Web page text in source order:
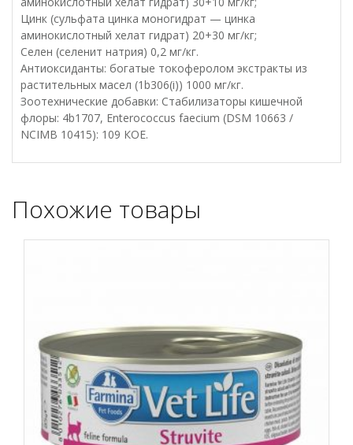
Цинк (сульфата цинка моногидрат — цинка
аминокислотный хелат гидрат) 20+30 мг/кг;
Селен (селенит натрия) 0,2 мг/кг.
Антиоксиданты: богатые токоферолом экстракты из
растительных масел (1b306(i)) 1000 мг/кг.
Зоотехнические добавки: Стабилизаторы кишечной
флоры: 4b1707, Enterococcus faecium (DSM 10663 /
NCIMB 10415): 109 КОЕ.
Похожие товары